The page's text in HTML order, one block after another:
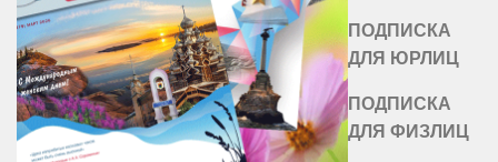
ПОДПИСКА
ДЛЯ ЮРЛИЦ
ПОДПИСКА
ДЛЯ ФИЗЛИЦ